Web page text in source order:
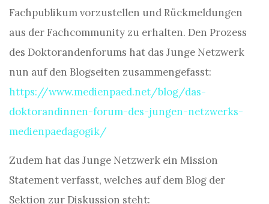
Fachpublikum vorzustellen und Rückmeldungen
aus der Fachcommunity zu erhalten. Den Prozess
des Doktorandenforums hat das Junge Netzwerk
nun auf den Blogseiten zusammengefasst:
https://www.medienpaed.net/blog/das-
doktorandinnen-forum-des-jungen-netzwerks-
medienpaedagogik/
Zudem hat das Junge Netzwerk ein Mission
Statement verfasst, welches auf dem Blog der
Sektion zur Diskussion steht: